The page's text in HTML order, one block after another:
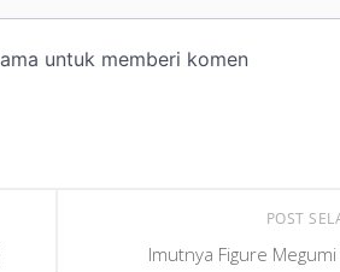
POST
Imutnya Figure